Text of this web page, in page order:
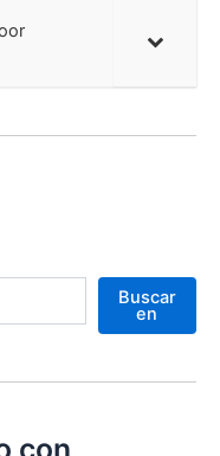
Buscar
en